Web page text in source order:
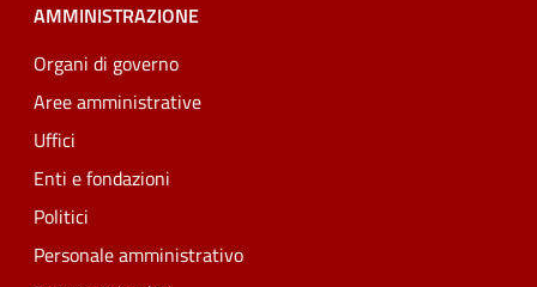
AMMINISTRAZIONE
Organi di governo
Aree amministrative
Uffici
Enti e fondazioni
Politici
Personale amministrativo